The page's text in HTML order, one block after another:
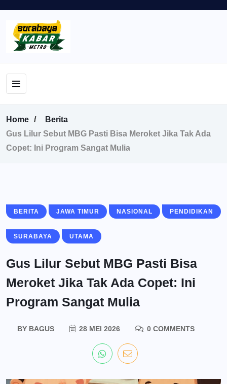
Home
Berita
Gus Lilur Sebut MBG Pasti Bisa Meroket Jika Tak Ada
Copet: Ini Program Sangat Mulia
BERITA JAWA TIMUR NASIONAL PENDIDIKAN
SURABAYA UTAMA
Gus Lilur Sebut MBG Pasti Bisa
Meroket Jika Tak Ada Copet: Ini
Program Sangat Mulia
BY BAGUS 28 MEI 2026 0 COMMENTS